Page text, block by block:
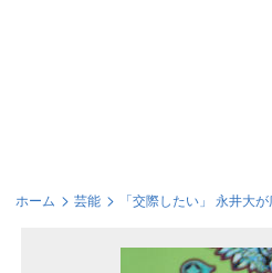
ホーム 芸能 「交際したい」 永井大